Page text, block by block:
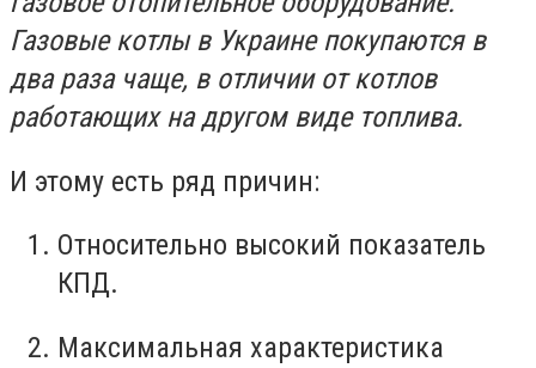
Газовые котлы в Украине покупаются в
два раза чаще, в отличии от котлов
работающих на другом виде топлива.
И этому есть ряд причин:
Относительно высокий показатель
КПД.
Максимальная характеристика